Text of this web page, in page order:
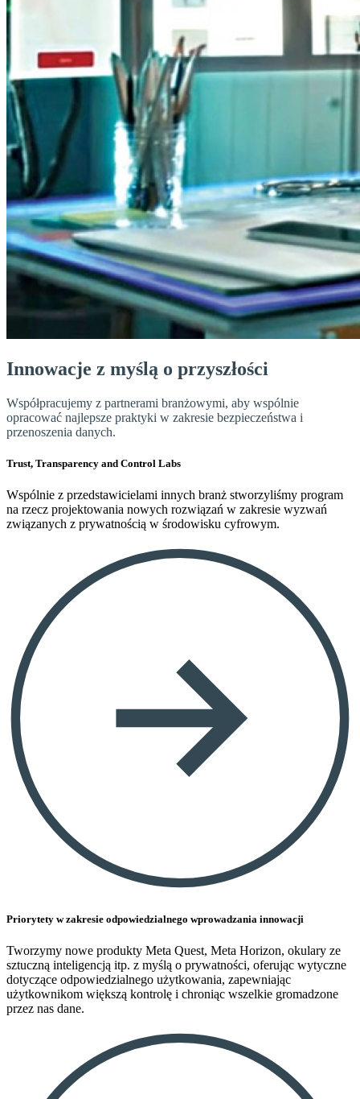
Innowacje z myślą o przyszłości
Współpracujemy z partnerami branżowymi, aby wspólnie
opracować najlepsze praktyki w zakresie bezpieczeństwa i
przenoszenia danych.
Trust, Transparency and Control Labs
Wspólnie z przedstawicielami innych branż stworzyliśmy program
na rzecz projektowania nowych rozwiązań w zakresie wyzwań
związanych z prywatnością w środowisku cyfrowym.
Priorytety w zakresie odpowiedzialnego wprowadzania innowacji
Tworzymy nowe produkty Meta Quest, Meta Horizon, okulary ze
sztuczną inteligencją itp. z myślą o prywatności, oferując wytyczne
dotyczące odpowiedzialnego użytkowania, zapewniając
użytkownikom większą kontrolę i chroniąc wszelkie gromadzone
przez nas dane.